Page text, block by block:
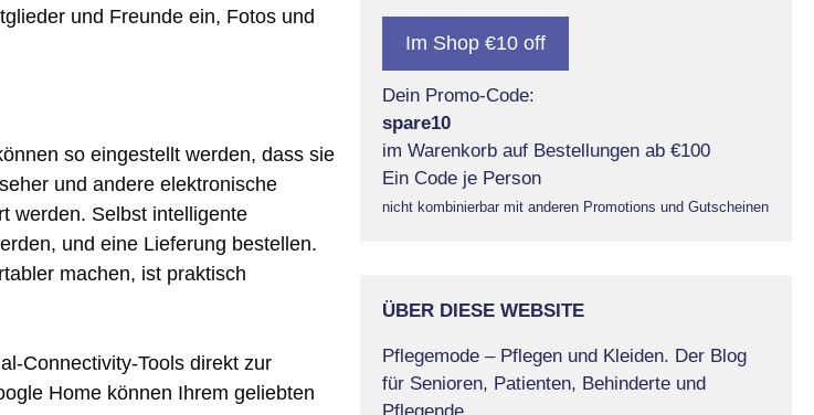
und Freunde ein, Fotos und
so eingestellt werden, dass sie
und andere elektronische
werden. Selbst intelligente
und eine Lieferung bestellen.
machen, ist praktisch
Connectivity-Tools direkt zur
Home können Ihrem geliebten
Im Shop €10 off
Dein Promo-Code:
spare10
im Warenkorb auf Bestellungen ab €100
Ein Code je Person
nicht kombinierbar mit anderen Promotions und Gutscheinen
ÜBER DIESE WEBSITE
Pflegemode – Pflegen und Kleiden. Der Blog
für Senioren, Patienten, Behinderte und
Pflegende.